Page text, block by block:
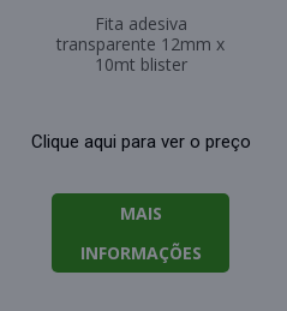
Fita adesiva
transparente 12mm x
10mt blister
Clique aqui para ver o preço
MAIS
INFORMAÇÕES